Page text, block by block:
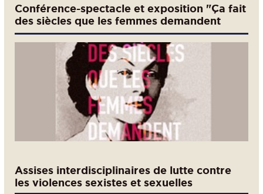
Conférence-spectacle et exposition "Ça fait
des siècles que les femmes demandent
l'égalité"
Assises interdisciplinaires de lutte contre
les violences sexistes et sexuelles